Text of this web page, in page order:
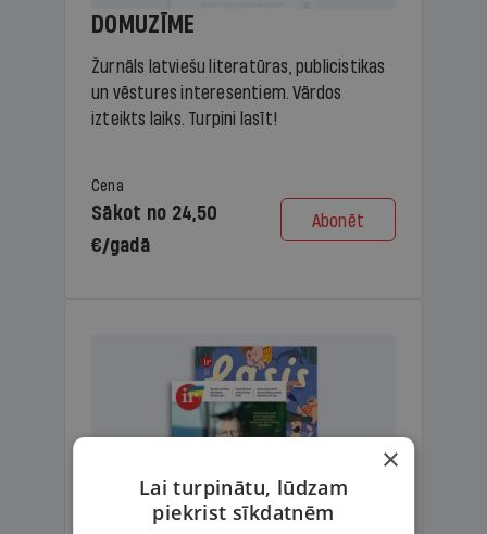
DOMUZĪME
Žurnāls latviešu literatūras, publicistikas
un vēstures interesentiem. Vārdos
izteikts laiks. Turpini lasīt!
Cena
Sākot no 24,50
€/gadā
Abonēt
×
Lai turpinātu, lūdzam
piekrist sīkdatnēm